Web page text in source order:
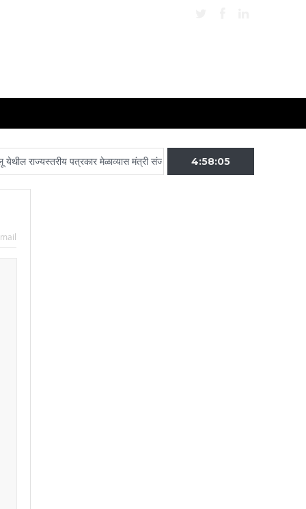
पत्रकार मेळाव्यास मंत्री संजय शिरसाट उपस्थित राहणार
4:58:05